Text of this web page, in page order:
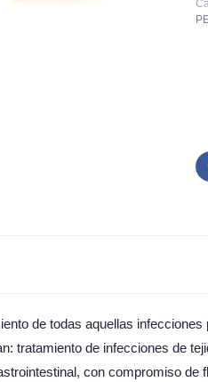
de todas aquellas
tratamiento de infecciones de
con compromiso